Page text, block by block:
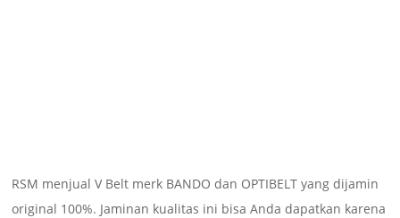
RSM menjual V Belt merk BANDO dan OPTIBELT yang dijamin
original 100%. Jaminan kualitas ini bisa Anda dapatkan karena